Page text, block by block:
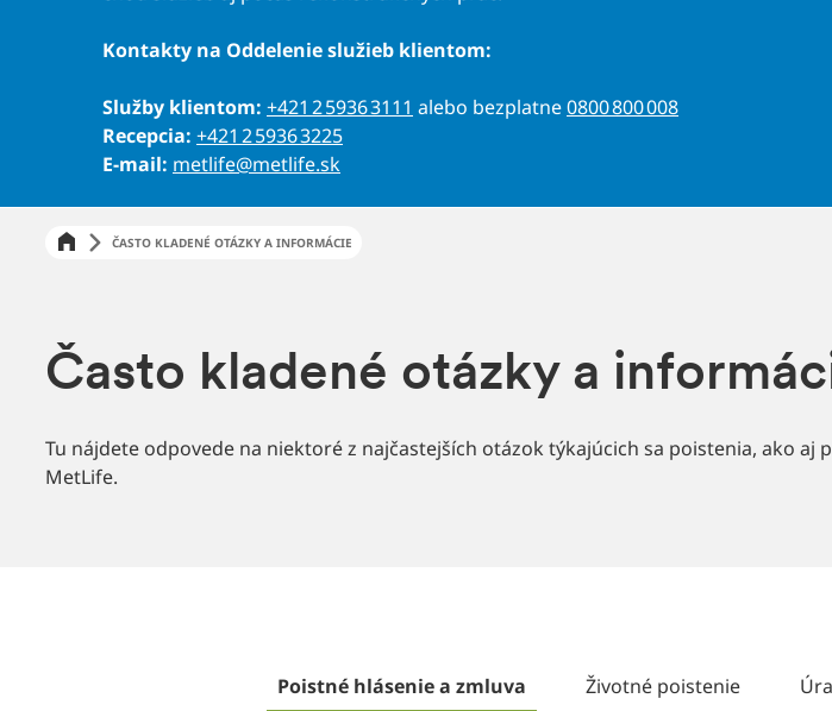
Kontakty na Oddelenie služieb klientom:
Služby klientom: +421 2 5936 3111 alebo bezplatne0800 800 008
Recepcia: +421 2 5936 3225
E-mail: metlife@metlife.sk
ČASTO KLADENÉ OTÁZKY A INFORMÁCIE
Často kladené otázky a
Tu nájdete odpovede na niektoré z najčastejších otázok týkajúcich sa poistenia, ako aj
MetLife.
Poistné hlásenie a zmluva Životné poistenie